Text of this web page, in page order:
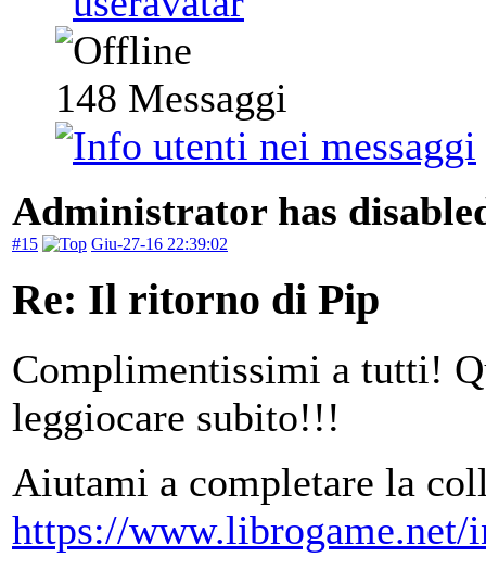
148 Messaggi
Administrator has
#15 Giu-27-16 22:39:02
Re: Il ritorno di Pip
Complimentissimi a tutti!
leggiocare subito!!!
Aiutami a completare la
https://